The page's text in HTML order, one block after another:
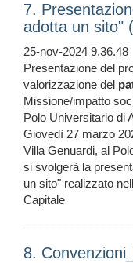
7.
adotta un sito"
25-nov-2024 9.36.48
Presentazione del
valorizzazione del
Missione/impatto
Polo Universitario di
Giovedì 27 marzo
Villa Genuardi, al
si svolgerà la
un sito" realizzato
Capitale
8.